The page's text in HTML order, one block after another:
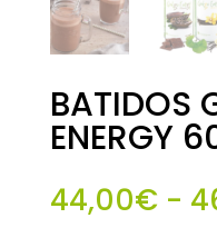
BATIDOS
ENERGY
44,00€ -